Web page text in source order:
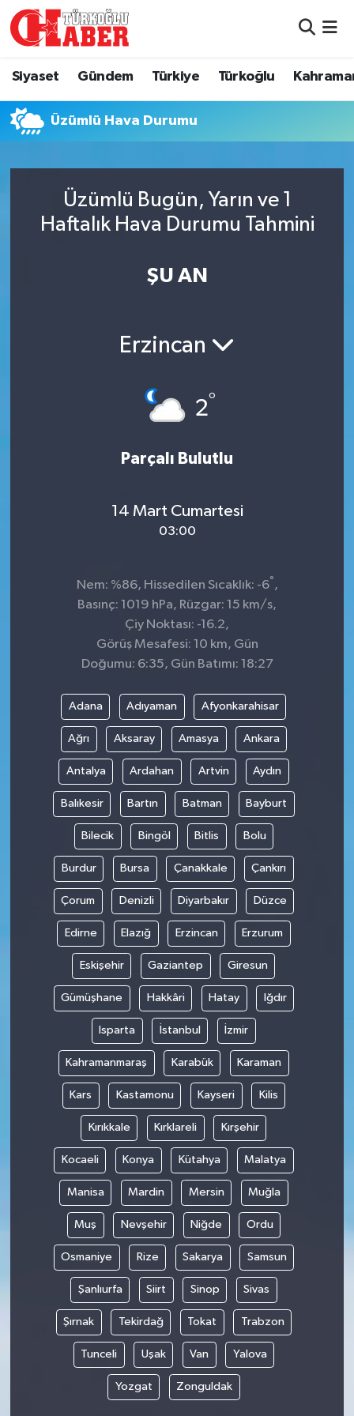
Siyaset Gündem Türkiye Türkoğlu
Üzümlü Hava Durumu
Üzümlü Bugün, Yarın ve 1
Haftalık Hava Durumu Tahmini
ŞU AN
Erzincan
2°
Parçalı Bulutlu
14 Mart Cumartesi
03:00
Nem: %86, Hissedilen Sıcaklık: -6° ,
Basınç: 1019 hPa, Rüzgar: 15 km/s,
Çiy Noktası: -16.2,
Görüş Mesafesi: 10 km, Gün
Doğumu: 6:35, Gün Batımı: 18:27
Adana Adıyaman Afyonkarahisar
Ağrı Aksaray Amasya Ankara
Antalya Ardahan Artvin Aydın
Balıkesir Bartın Batman Bayburt
Bilecik Bingöl Bitlis Bolu
Burdur Bursa Çanakkale Çankırı
Çorum Denizli Diyarbakır Düzce
Edirne Elazığ Erzincan Erzurum
Eskişehir Gaziantep Giresun
Gümüşhane Hakkâri Hatay Iğdır
Isparta İstanbul İzmir
Kahramanmaraş Karabük Karaman
Kars Kastamonu Kayseri Kilis
Kırıkkale Kırklareli Kırşehir
Kocaeli Konya Kütahya Malatya
Manisa Mardin Mersin Muğla
Muş Nevşehir Niğde Ordu
Osmaniye Rize Sakarya Samsun
Şanlıurfa Siirt Sinop Sivas
Şırnak Tekirdağ Tokat Trabzon
Tunceli Uşak Van Yalova
Yozgat Zonguldak
Gündem
Türkiye
Kahramanmaraş
Hava Durumu
Namaz Vakitleri
Süper Lig Puan Durumu ve Fikstür